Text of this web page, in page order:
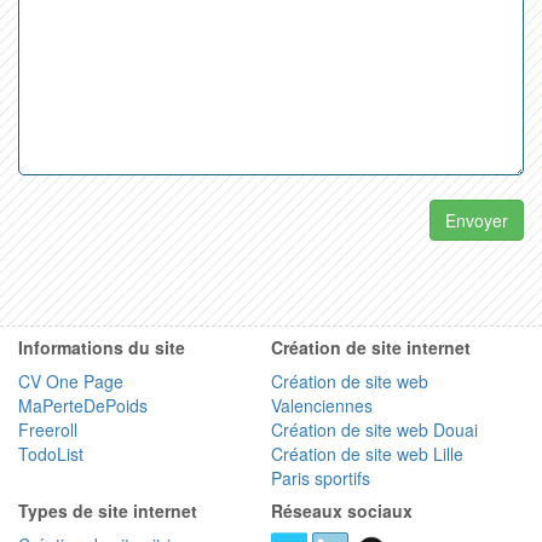
Envoyer
Informations du site
CV One Page
MaPerteDePoids
Freeroll
TodoList
Création de site internet
Création de site web
Valenciennes
Création de site web Douai
Création de site web Lille
Paris sportifs
Types de site internet
Réseaux sociaux